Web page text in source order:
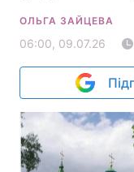
ОЛЬГА ЗАЙЦЕВА
06:00, 09.07.26